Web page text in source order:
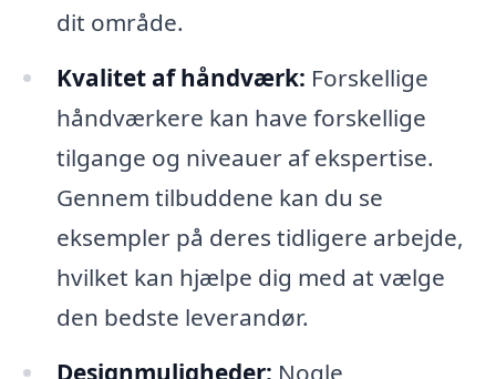
dit område.
Kvalitet af håndværk: Forskellige
håndværkere kan have forskellige
tilgange og niveauer af ekspertise.
Gennem tilbuddene kan du se
eksempler på deres tidligere arbejde,
hvilket kan hjælpe dig med at vælge
den bedste leverandør.
Designmuligheder: Nogle